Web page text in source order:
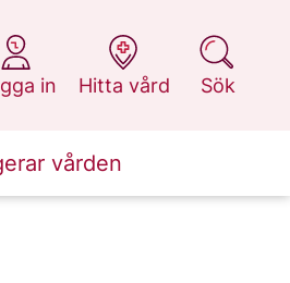
in
Hitta vård
på 1177.se
Sök
på 1177.se
vården